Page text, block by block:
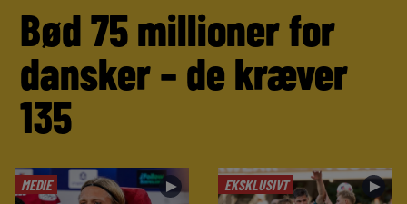
Bød 75 millioner for
dansker – de kræver
135
MEDIE ► EKSKLUSIVT ►